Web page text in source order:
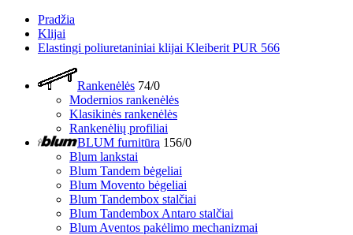
Pradžia
Klijai
Elastingi poliuretaniniai klijai Kleiberit PUR 566
Rankenėlės 74/0
Modernios rankenėlės
Klasikinės rankenėlės
Rankenėlių profiliai
BLUM furnitūra 156/0
Blum lankstai
Blum Tandem bėgeliai
Blum Movento bėgeliai
Blum Tandembox stalčiai
Blum Tandembox Antaro stalčiai
Blum Aventos pakėlimo mechanizmai